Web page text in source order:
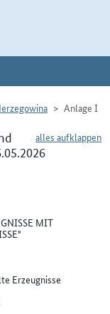
Anlage I
alles aufklappen
MIT
Erzeugnisse